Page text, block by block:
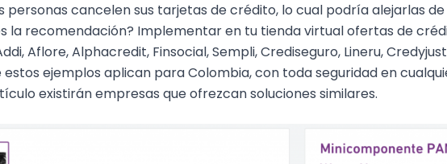
personas cancelen sus tarjetas de crédito, lo cual podría alejarlas
la recomendación? Implementar en tu tienda virtualofertas de
Aflore, Alphacredit, Finsocial, Sempli, Crediseguro, Lineru,
estos ejemplos aplican para Colombia, con toda seguridad en
existirán empresas que ofrezcan soluciones similares.